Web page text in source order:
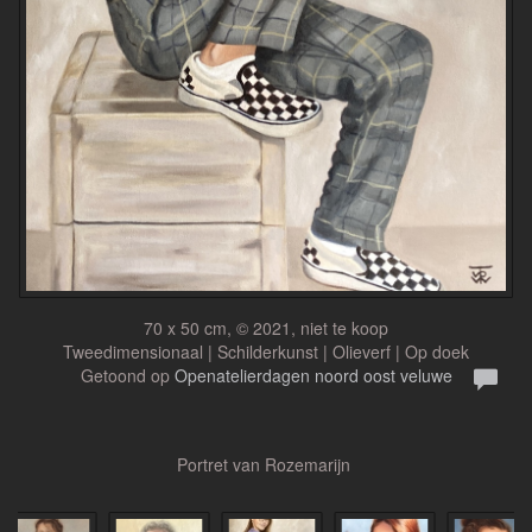
70 x 50 cm, © 2021, niet te koop
Tweedimensionaal | Schilderkunst | Olieverf | Op doek
Getoond op Openatelierdagen noord oost veluwe
Portret van Rozemarijn